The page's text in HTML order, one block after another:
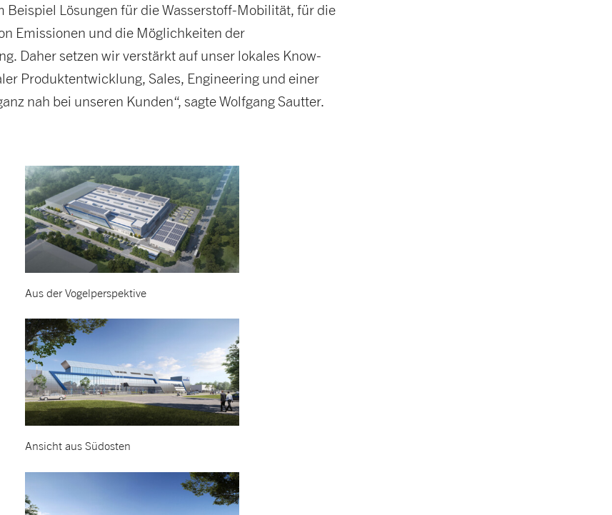
Beispiel Lösungen für die Wasserstoff-Mobilität, für die
Emissionen und die Möglichkeiten der
Daher setzen wir verstärkt auf unser lokales Know-
Produkt­entwicklung, Sales, Engineering und einer
nah bei unseren Kunden“, sagte Wolfgang Sautter.
Aus der Vogelperspektive
Ansicht aus Südosten